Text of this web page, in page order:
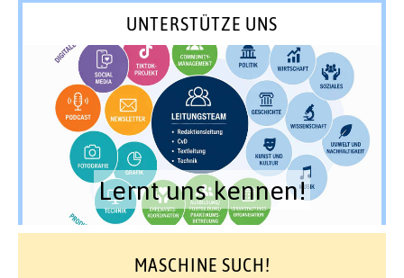
UNTERSTÜTZE UNS
Lernt uns kennen!
MASCHINE SUCH!